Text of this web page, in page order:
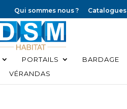
Qui sommes nous ? Catalogues
PORTAILS BARDAGE
VÉRANDAS